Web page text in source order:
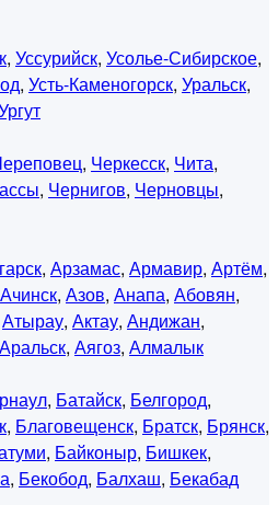
, Уссурийск, Усолье-Сибирское,
, Усть-Каменогорск, Уральск,
, Черкесск, Чита,
, Чернигов, Черновцы,
, Арзамас, Армавир, Артём,
Ачинск, Азов, Анапа, Абовян,
Атырау, Актау, Андижан,
Аральск, Аягоз, Алмалык
, Батайск, Белгород,
, Благовещенск, Братск, Брянск,
, Байконыр, Бишкек,
, Бекобод, Балхаш, Бекабад